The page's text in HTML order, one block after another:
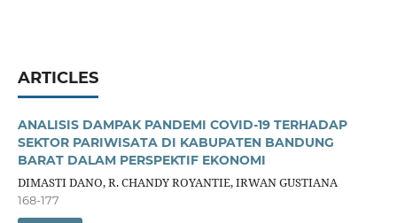
ARTICLES
ANALISIS DAMPAK PANDEMI COVID-19 TERHADAP
SEKTOR PARIWISATA DI KABUPATEN BANDUNG
BARAT DALAM PERSPEKTIF EKONOMI
DIMASTI DANO, R. CHANDY ROYANTIE, IRWAN GUSTIANA
168-177